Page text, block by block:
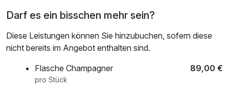
Darf es ein bisschen mehr sein?
Diese Leistungen können Sie hinzubuchen, sofern diese
nicht bereits im Angebot enthalten sind.
Flasche Champagner
89,00 €
pro Stück